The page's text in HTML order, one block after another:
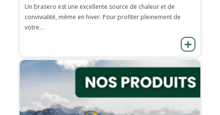
Un brasero est une excellente source de chaleur et de
convivialité, même en hiver. Pour profiter pleinement de
votre...